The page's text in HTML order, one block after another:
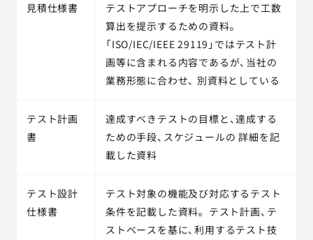
見積仕様書
テストアプローチを明示した上で工数
算出を提示するための資料。
「ISO/IEC/IEEE 29119」ではテスト計
画等に含まれる内容であるが、当社の
業務形態に合わせ、 別資料としている
テスト計画
書
達成すべきテストの目標と、達成する
ための手段、スケジュールの 詳細を記
載した資料
テスト設計
仕様書
テスト対象の機能及び対応するテスト
条件を記載した資料。 テスト計画、テ
ストベースを基に、利用するテスト技